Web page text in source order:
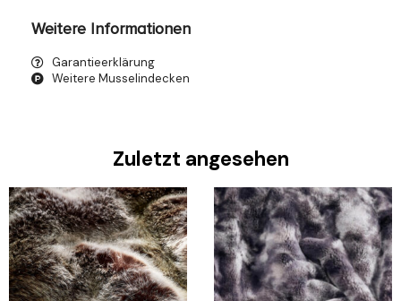
Weitere Informationen
Garantieerklärung
Weitere Musselindecken
Zuletzt angesehen